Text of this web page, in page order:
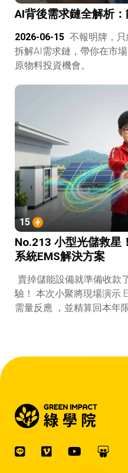
AI背後需求鏈全解析
2026-06-15 不報明牌，
拆解AI需求鏈，帶你在市
原物料投資機會。
15
No.213 小型光儲救星
系統EMS解決方案
賣掉儲能設備就準備收款
驗！ 本次小聚將現場演示
需量反應 ，並精算回本年